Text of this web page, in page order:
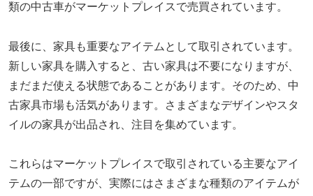
類の中古車がマーケットプレイスで売買されています。
最後に、家具も重要なアイテムとして取引されています。
新しい家具を購入すると、古い家具は不要になりますが、
まだまだ使える状態であることがあります。そのため、中
古家具市場も活気があります。さまざまなデザインやスタ
イルの家具が出品され、注目を集めています。
これらはマーケットプレイスで取引されている主要なアイ
テムの一部ですが、実際にはさまざまな種類のアイテムが